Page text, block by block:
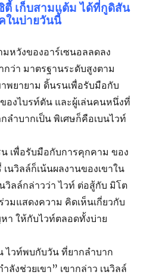
ตี้ เก็บสามแต้ม ได้ที่กูดิสัน
ในบ่ายวันนี้
หวังของอาร์เซนอลลดลง
กว่า มาตรฐานระดับสูงตาม
พยายาม ดิ้นรนเพื่อรับมือกับ
องไบรท์ตัน และผู้เล่นคนหนึ่งที่
ลำบากเป็น พิเศษก็คือเบนไวท์
เพื่อรับมือกับการคุกคาม ของ
นวิลล์ก็เน้นผลงานของเขาใน
วิลล์กล่าวว่า ไวท์ ต่อสู้กับ มิโต
มแสดงความ คิดเห็นเกี่ยวกับ
า ให้กับไวท์ตลอดทั้งบ่าย
ไวท์พบกับวัน ที่ยากลำบาก
ลังช่วยเขา” เขากล่าว เนวิลล์